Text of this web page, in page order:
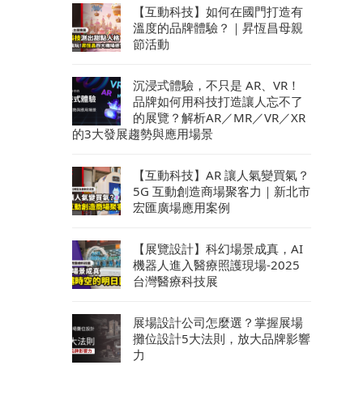
【互動科技】如何在國門打造有
溫度的品牌體驗？｜昇恆昌母親
節活動
沉浸式體驗，不只是 AR、VR！
品牌如何用科技打造讓人忘不了
的展覽？解析AR／MR／VR／XR
的3大發展趨勢與應用場景
【互動科技】AR 讓人氣變買氣？
5G 互動創造商場聚客力｜新北市
宏匯廣場應用案例
【展覽設計】科幻場景成真，AI
機器人進入醫療照護現場-2025
台灣醫療科技展
展場設計公司怎麼選？掌握展場
攤位設計5大法則，放大品牌影響
力